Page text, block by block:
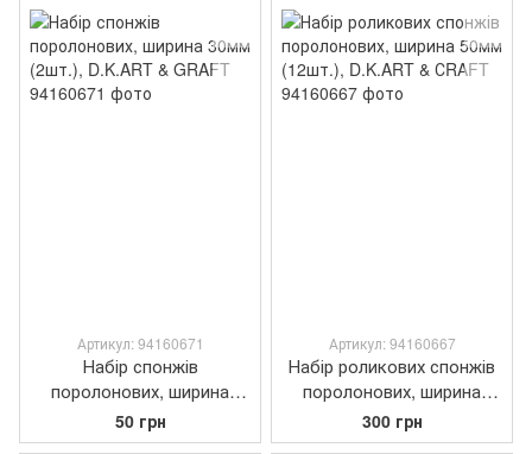
Артикул: 94160671
Набір спонжів
поролонових, ширина
30мм (2шт.), D.K.ART &
GRAFT
50 грн
Артикул: 94160667
Набір роликових спонжів
поролонових, ширина
50мм (12шт.), D.K.ART &
СRAFT
300 грн